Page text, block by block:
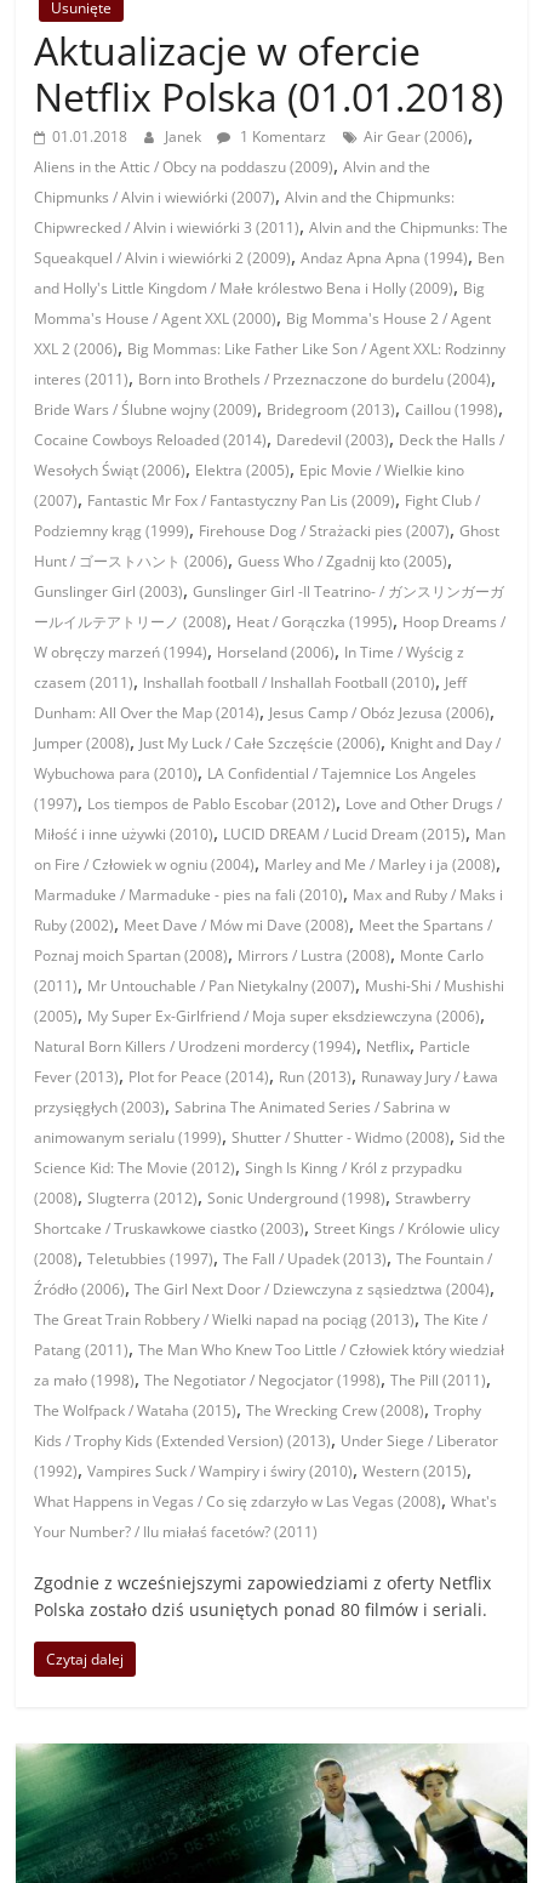
Usunięte
Aktualizacje w ofercie
Netflix Polska (01.01.2018)
01.01.2018 Janek 1 Komentarz Air Gear (2006),
Aliens in the Attic / Obcy na poddaszu (2009),Alvin and the
Chipmunks / Alvin i wiewiórki (2007),Alvin and the Chipmunks:
Chipwrecked / Alvin i wiewiórki 3 (2011),Alvin and the Chipmunks: The
Squeakquel / Alvin i wiewiórki 2 (2009),Andaz Apna Apna (1994), Ben
and Holly's Little Kingdom / Małe królestwo Bena i Holly (2009), Big
Momma's House / Agent XXL (2000), Big Momma's House 2 / Agent
XXL 2 (2006), Big Mommas: Like Father Like Son / Agent XXL: Rodzinny
interes (2011), Born into Brothels / Przeznaczone do burdelu (2004),
Bride Wars / Ślubne wojny (2009), Bridegroom (2013),Caillou (1998),
Cocaine Cowboys Reloaded (2014), Daredevil (2003), Deck the Halls /
Wesołych Świąt (2006), Elektra (2005), Epic Movie / Wielkie kino
(2007), Fantastic Mr Fox / Fantastyczny Pan Lis (2009), Fight Club /
Podziemny krąg (1999), Firehouse Dog / Strażacki pies (2007),Ghost
Hunt / ゴーストハント (2006),Guess Who / Zgadnij kto (2005),
Gunslinger Girl (2003),Gunslinger Girl -Il Teatrino- / ガンスリンガーガ
ールイルテアトリーノ (2008), Heat / Gorączka (1995), Hoop Dreams /
W obręczy marzeń (1994), Horseland (2006), In Time / Wyścig z
czasem (2011), Inshallah football / Inshallah Football (2010), Jeff
Dunham: All Over the Map (2014), Jesus Camp / Obóz Jezusa (2006),
Jumper (2008), Just My Luck / Całe Szczęście (2006), Knight and Day /
Wybuchowa para (2010), LA Confidential / Tajemnice Los Angeles
(1997), Los tiempos de Pablo Escobar (2012), Love and Other Drugs /
Miłość i inne używki (2010), LUCID DREAM / Lucid Dream (2015), Man
on Fire / Człowiek w ogniu (2004), Marley and Me / Marley i ja (2008),
Marmaduke / Marmaduke - pies na fali (2010), Max and Ruby / Maks i
Ruby (2002), Meet Dave / Mów mi Dave (2008), Meet the Spartans /
Poznaj moich Spartan (2008), Mirrors / Lustra (2008), Monte Carlo
(2011), Mr Untouchable / Pan Nietykalny (2007), Mushi-Shi / Mushishi
(2005), My Super Ex-Girlfriend / Moja super eksdziewczyna (2006),
Natural Born Killers / Urodzeni mordercy (1994), Netflix, Particle
Fever (2013), Plot for Peace (2014), Run (2013), Runaway Jury / Ława
przysięgłych (2003),Sabrina The Animated Series / Sabrina w
animowanym serialu (1999),Shutter / Shutter - Widmo (2008),Sid the
Science Kid: The Movie (2012),Singh Is Kinng / Król z przypadku
(2008),Slugterra (2012),Sonic Underground (1998),Strawberry
Shortcake / Truskawkowe ciastko (2003),Street Kings / Królowie ulicy
(2008),Teletubbies (1997),The Fall / Upadek (2013),The Fountain /
Źródło (2006),The Girl Next Door / Dziewczyna z sąsiedztwa (2004),
The Great Train Robbery / Wielki napad na pociąg (2013),The Kite /
Patang (2011),The Man Who Knew Too Little / Człowiek który wiedział
za mało (1998),The Negotiator / Negocjator (1998),The Pill (2011),
The Wolfpack / Wataha (2015),The Wrecking Crew (2008),Trophy
Kids / Trophy Kids (Extended Version) (2013), Under Siege / Liberator
(1992),Vampires Suck / Wampiry i świry (2010),Western (2015),
What Happens in Vegas / Co się zdarzyło w Las Vegas (2008),What's
Your Number? / Ilu miałaś facetów? (2011)
Zgodnie z wcześniejszymi zapowiedziami z oferty Netflix
Polska zostało dziś usuniętych ponad 80 filmów i seriali.
Czytaj dalej